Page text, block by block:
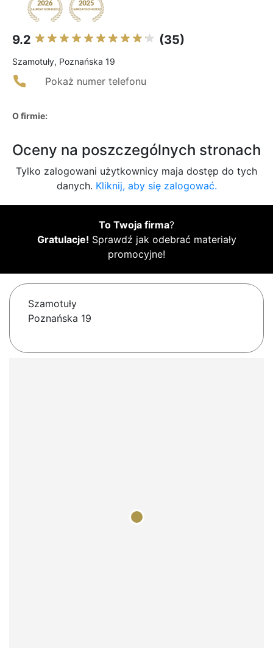
9.2 (35)
Szamotuły, Poznańska 19
Pokaż numer telefonu
O firmie:
Oceny na poszczególnych stronach
Tylko zalogowani użytkownicy maja dostęp do tych
danych. Kliknij, aby się zalogować.
To Twoja firma?
Gratulacje! Sprawdź jak odebrać materiały
promocyjne!
Szamotuły
Poznańska 19